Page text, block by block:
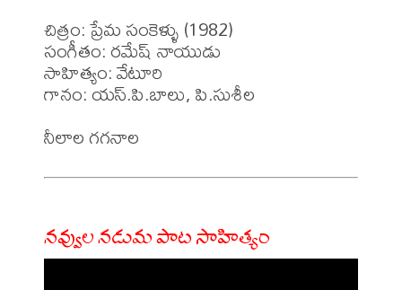
చిత్రం: ప్రేమ సంకెళ్ళు (1982)
సంగీతం: రమేష్ నాయుడు
సాహిత్యం: వేటూరి
గానం: యస్.పి.బాలు, పి.సుశీల
నవ్వుల నడుమ పాట సాహిత్యం